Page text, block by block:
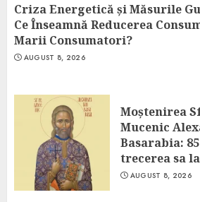
Criza Energetică și Măsurile
Ce Înseamnă Reducerea
Marii Consumatori?
AUGUST 8, 2026
Moștenirea
Mucenic
Basarabia:
trecerea sa
AUGUST 8, 2026